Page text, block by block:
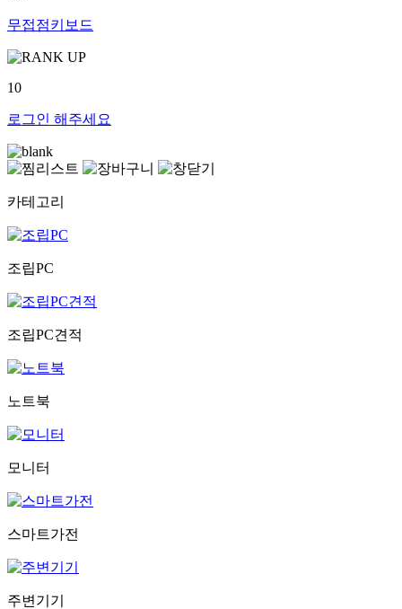
무접점키보드
10
로그인 해주세요
카테고리
조립PC
조립PC견적
노트북
모니터
스마트가전
주변기기